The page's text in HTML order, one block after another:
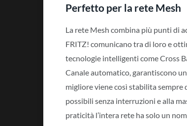
Perfetto per la rete Mesh
La rete Mesh combina più punti di
FRITZ! comunicano tra di loro e
tecnologie intelligenti come Cross
Canale automatico, garantiscono
migliore viene così stabilita sempre
possibili senza interruzioni e alla
praticità l’intera rete ha solo un